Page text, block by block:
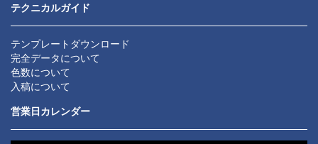
テクニカルガイド
テンプレートダウンロード
完全データについて
色数について
入稿について
営業日カレンダー